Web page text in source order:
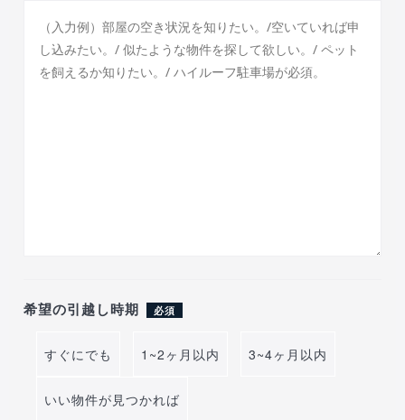
希望の引越し時期 必須
すぐにでも 1~2ヶ月以内 3~4ヶ月以内
いい物件が見つかれば